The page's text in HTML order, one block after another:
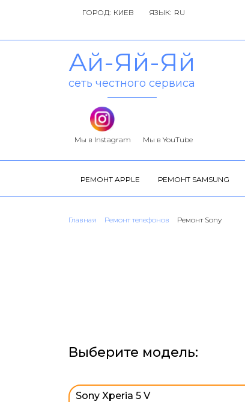
ГОРОД: ЯЗЫК:
Ай-Яй-Яй
сеть честного сервиса
Мы в Instagram Мы в YouTube
РЕМОНТ APPLE РЕМОНТ SAMSUNG
Главная Ремонт телефонов Ремонт Sony
Выберите модель:
Sony Xperia 5 V